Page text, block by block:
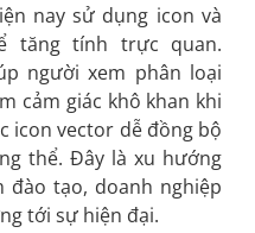
nay sử dụng icon và
tăng tính trực quan.
người xem phân loại
cảm giác khô khan khi
icon vector dễ đồng bộ
thể. Đây là xu hướng
tạo, doanh nghiệp
tới sự hiện đại.